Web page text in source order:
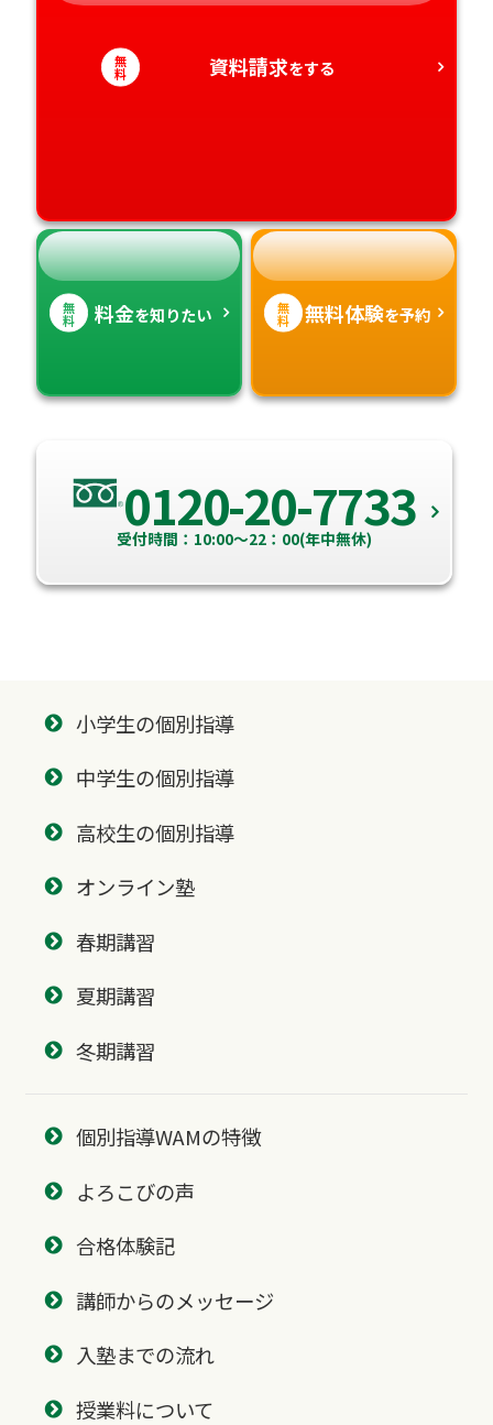
愛知県
香川県
宮崎県
無
料 資料請求をする
無
料 料金を知りたい 無
料 無料体験を予約
0120-20-7733
受付時間：10:00～22：00(年中無休)
小学生の個別指導
中学生の個別指導
高校生の個別指導
オンライン塾
春期講習
夏期講習
冬期講習
個別指導WAMの特徴
よろこびの声
合格体験記
講師からのメッセージ
入塾までの流れ
授業料について